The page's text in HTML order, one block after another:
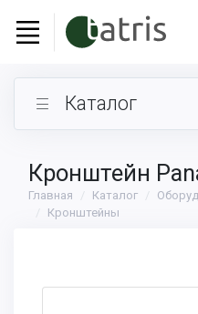
Каталог
Кронштейн
Главная Каталог
Кронштейны